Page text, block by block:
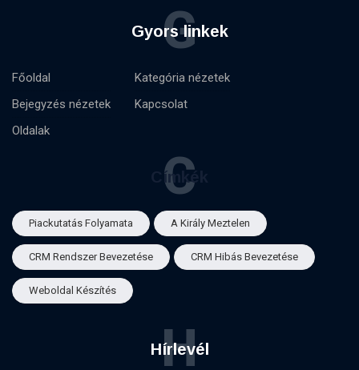
Gyors linkek
G
Főoldal
Bejegyzés nézetek
Oldalak
Kategória nézetek
Kapcsolat
Címkék
C
Piackutatás Folyamata A Király Meztelen
CRM Rendszer Bevezetése CRM Hibás Bevezetése
Weboldal Készítés
Hírlevél
H